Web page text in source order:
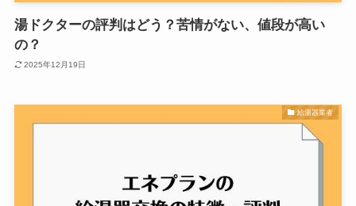
湯ドクターの評判はどう？苦情がない、値段が高い
の？
2025年12月19日
給湯器業者